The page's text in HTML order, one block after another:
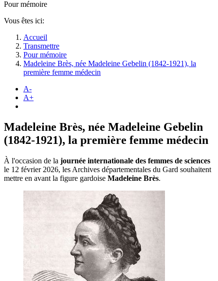
Pour mémoire
Vous êtes ici:
Accueil
Transmettre
Pour mémoire
Madeleine Brès, née Madeleine Gebelin (1842-1921), la
première femme médecin
A-
A+
Madeleine Brès, née Madeleine Gebelin
(1842-1921), la première femme médecin
À l'occasion de la journée internationale des femmes de sciences
le 12 février 2026, les Archives départementales du Gard souhaitent
mettre en avant la figure gardoise Madeleine Brès.